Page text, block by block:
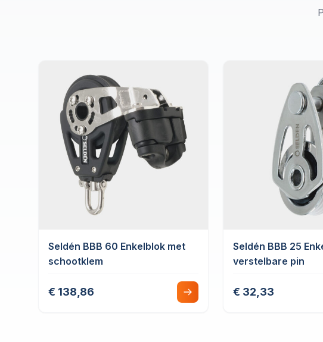
Seldén BBB 60 Enkelblok met
schootklem
€ 138,86
Seldén BBB 25
verstelbare pin
€ 32,33